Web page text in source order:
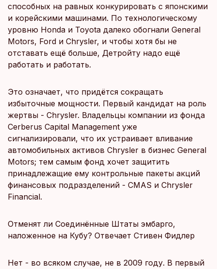
способных на равных конкурировать с японскими
и корейскими машинами. По технологическому
уровню Honda и Toyota далеко обогнали General
Motors, Ford и Chrysler, и чтобы хотя бы не
отставать ещё больше, Детройту надо ещё
работать и работать.
Это означает, что придётся сокращать
избыточные мощности. Первый кандидат на роль
жертвы - Chrysler. Владельцы компании из фонда
Cerberus Capital Management уже
сигнализировали, что их устраивает вливание
автомобильных активов Chrysler в бизнес General
Motors; тем самым фонд хочет защитить
принадлежащие ему контрольные пакеты акций
финансовых подразделений - CMAS и Chrysler
Financial.
Отменят ли Соединённые Штаты эмбарго,
наложенное на Кубу? Отвечает Стивен Фидлер
Нет - во всяком случае, не в 2009 году. В первый